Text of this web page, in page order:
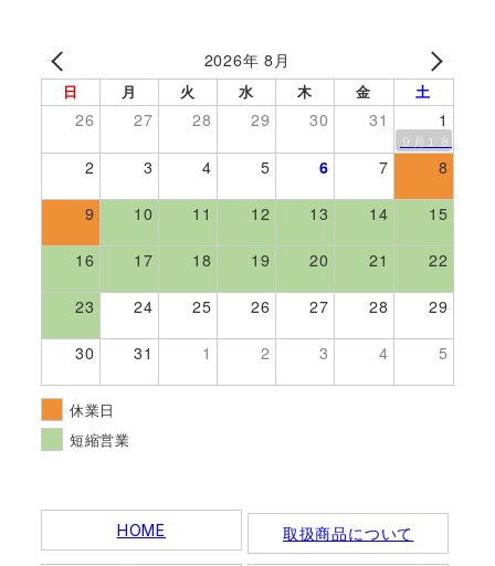
HOME 取扱商品について
2026年 8月
日 月 火 水 木 金 土
26 27 28 29 30 31 1
９月１８日伊
2 3 4 5 6 7 8
9 10 11 12 13 14 15
16 17 18 19 20 21 22
23 24 25 26 27 28 29
30 31 1 2 3 4 5
休業日
短縮営業